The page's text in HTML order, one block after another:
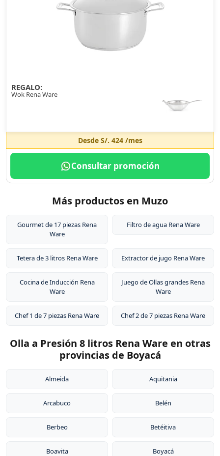
REGALO:
Wok Rena Ware
Desde S/. 424/mes
Consultar promoción
Más productos en Muzo
Gourmet de 17 piezas Rena
Ware
Filtro de agua Rena Ware
Tetera de 3 litros Rena Ware Extractor de jugo Rena Ware
Cocina de Inducción Rena
Ware
Juego de Ollas grandes Rena
Ware
Chef 1 de 7 piezas Rena Ware Chef 2 de 7 piezas Rena Ware
Olla a Presión 8 litros Rena Ware en otras
provincias de Boyacá
Almeida Aquitania
Arcabuco Belén
Berbeo Betéitiva
Boavita Boyacá